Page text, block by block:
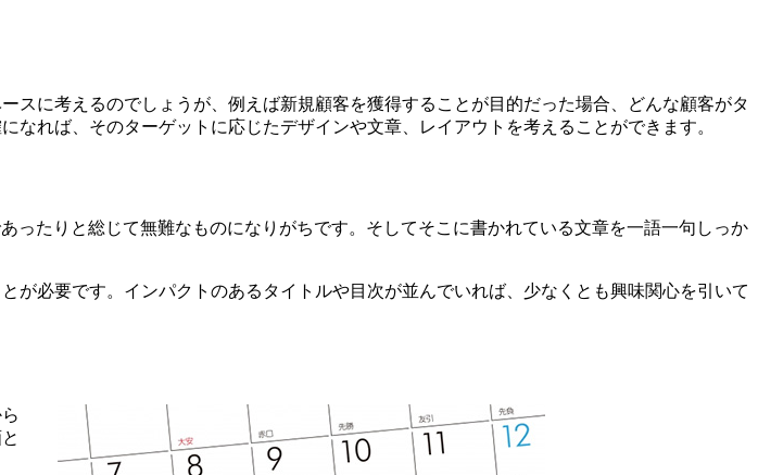
に考えるのでしょうが、例えば新規顧客を獲得することが目的だった場合、どんな顧客がタ
なれば、そのターゲットに応じたデザインや文章、レイアウトを考えることができます。
たりと総じて無難なものになりがちです。そしてそこに書かれている文章を一語一句しっか
が必要です。 インパクトのあるタイトルや目次が並んでいれば、少なくとも興味関心を引いて